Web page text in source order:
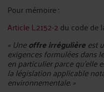
Pour mémoire :
Article L.2152-2 du code de
« Uneoffre irrégulière est
exigences formulées dans
en particulier parce qu'elle
la législation applicable
environnementale. »